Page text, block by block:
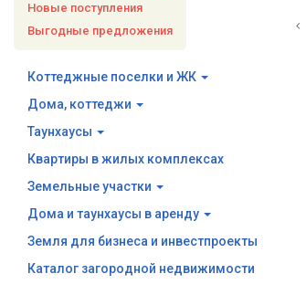
Новые поступления
Выгодные предложения
Коттеджные поселки и ЖК
Дома, коттеджи
Таунхаусы
Квартиры в жилых комплексах
Земельные участки
Дома и таунхаусы в аренду
Земля для бизнеса и инвестпроекты
Каталог загородной недвижимости